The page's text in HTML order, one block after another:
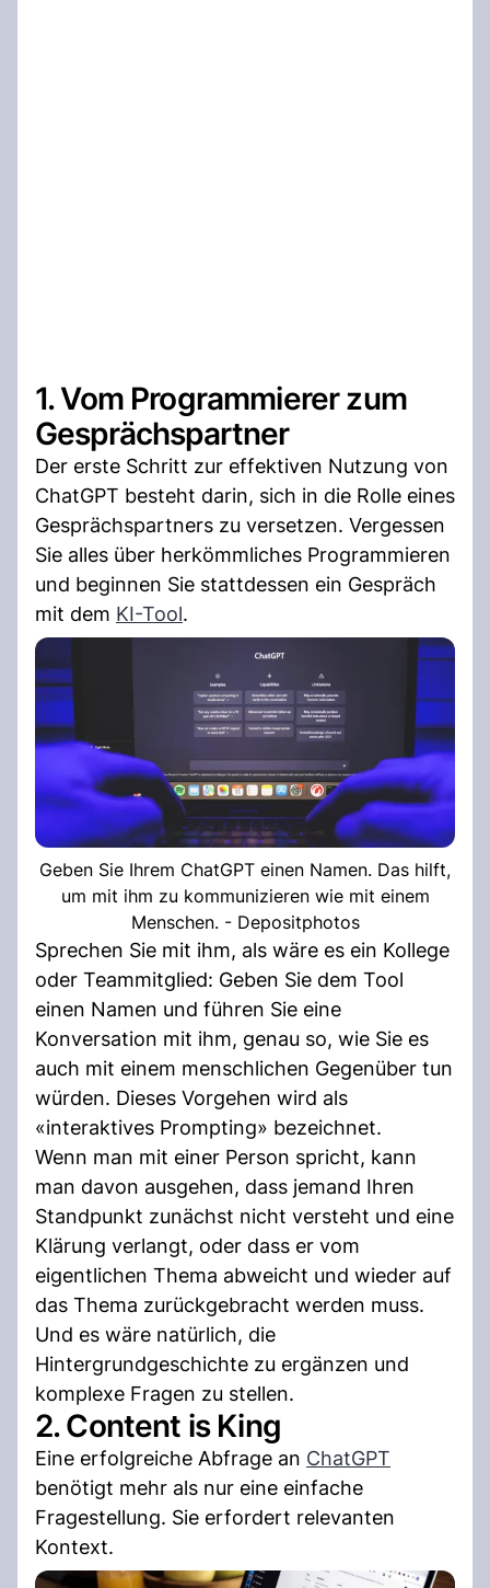
1. Vom Programmierer zum
Gesprächspartner
Der erste Schritt zur effektiven Nutzung von
ChatGPT besteht darin, sich in die Rolle eines
Gesprächspartners zu versetzen. Vergessen
Sie alles über herkömmliches Programmieren
und beginnen Sie stattdessen ein Gespräch
mit dem KI-Tool.
Geben Sie Ihrem ChatGPT einen Namen. Das hilft,
um mit ihm zu kommunizieren wie mit einem
Menschen. - Depositphotos
Sprechen Sie mit ihm, als wäre es ein Kollege
oder Teammitglied: Geben Sie dem Tool
einen Namen und führen Sie eine
Konversation mit ihm, genau so, wie Sie es
auch mit einem menschlichen Gegenüber tun
würden. Dieses Vorgehen wird als
«interaktives Prompting» bezeichnet.
Wenn man mit einer Person spricht, kann
man davon ausgehen, dass jemand Ihren
Standpunkt zunächst nicht versteht und eine
Klärung verlangt, oder dass er vom
eigentlichen Thema abweicht und wieder auf
das Thema zurückgebracht werden muss.
Und es wäre natürlich, die
Hintergrundgeschichte zu ergänzen und
komplexe Fragen zu stellen.
2. Content is King
Eine erfolgreiche Abfrage an ChatGPT
benötigt mehr als nur eine einfache
Fragestellung. Sie erfordert relevanten
Kontext.